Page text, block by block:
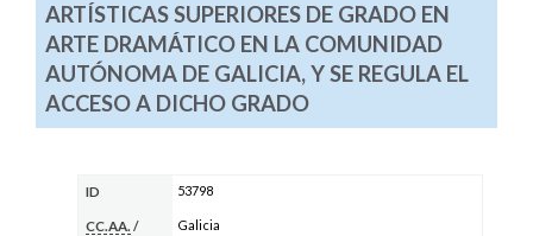
ARTÍSTICAS SUPERIORES DE GRADO EN
ARTE DRAMÁTICO EN LA COMUNIDAD
AUTÓNOMA DE GALICIA, Y SE REGULA EL
ACCESO A DICHO GRADO
ID 53798
CC.AA. /
Galicia